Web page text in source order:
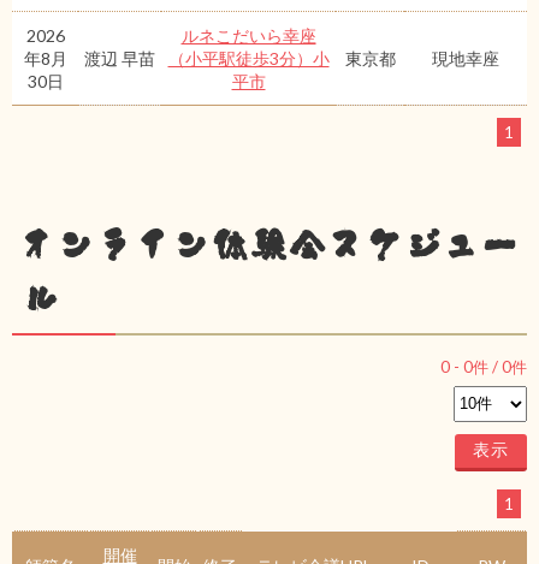
2026
年8月
30日
渡辺 早苗
ルネこだいら幸座
（小平駅徒歩3分）小
平市
東京都 現地幸座
1
オンライン体験会スケジュー
ル
0 - 0件 /0件
1
開催